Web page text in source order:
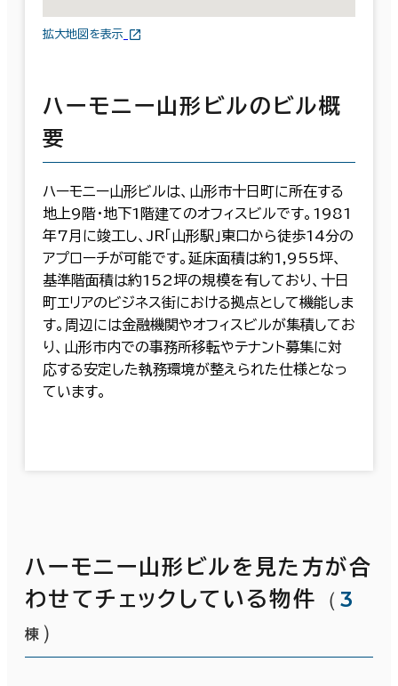
拡大地図を表示
ハーモニー山形ビルのビル概
要
ハーモニー山形ビルは、山形市十日町に所在する
地上9階・地下1階建てのオフィスビルです。1981
年7月に竣工し、JR「山形駅」東口から徒歩14分の
アプローチが可能です。延床面積は約1,955坪、
基準階面積は約152坪の規模を有しており、十日
町エリアのビジネス街における拠点として機能しま
す。周辺には金融機関やオフィスビルが集積してお
り、山形市内での事務所移転やテナント募集に対
応する安定した執務環境が整えられた仕様となっ
ています。
ハーモニー山形ビルを見た方が合
わせてチェックしている物件
（ 3
棟 ）